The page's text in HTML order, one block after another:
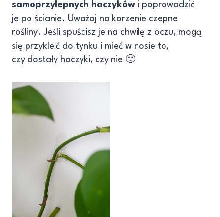
samoprzylepnych haczyków i poprowadzić
je po ścianie. Uważaj na korzenie czepne
rośliny. Jeśli spuścisz je na chwilę z oczu, mogą
się przykleić do tynku i mieć w nosie to,
czy dostały haczyki, czy nie 🙂